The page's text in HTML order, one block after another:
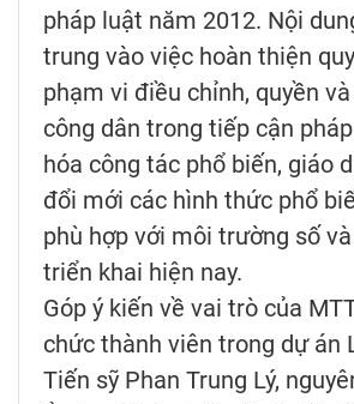
pháp luật năm 2012. Nội
trung vào việc hoàn thiện
phạm vi điều chỉnh, quyền
công dân trong tiếp cận
hóa công tác phổ biến, giáo
đổi mới các hình thức phổ
phù hợp với môi trường số
triển khai hiện nay.
Góp ý kiến về vai trò của
chức thành viên trong dự án
Tiến sỹ Phan Trung Lý,